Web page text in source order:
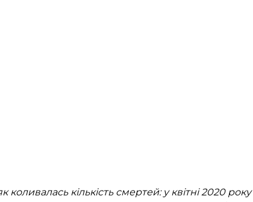
коливалась кількість смертей: у квітні 2020 року